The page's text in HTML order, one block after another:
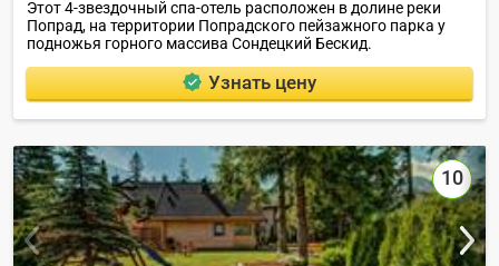
Этот 4-звездочный спа-отель расположен в долине реки
Попрад, на территории Попрадского пейзажного парка у
подножья горного массива Сондецкий Бескид.
Узнать цену
10